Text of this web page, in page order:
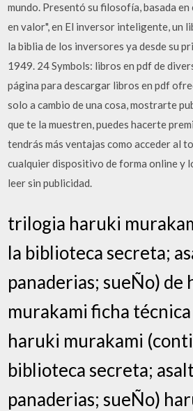
mundo. Presentó su filosofía, basada
en valor", en El inversor inteligente, un
la biblia de los inversores ya desde su
1949. 24 Symbols: libros en pdf de
página para descargar libros en pdf
solo a cambio de una cosa, mostrarte
que te la muestren, puedes hacerte
tendrás más ventajas como acceder al
cualquier dispositivo de forma online y
leer sin publicidad.
trilogia haruki
la biblioteca secreta;
panaderias; sueÑo) de
murakami ficha
haruki murakami
biblioteca secreta;
panaderias; sueÑo)